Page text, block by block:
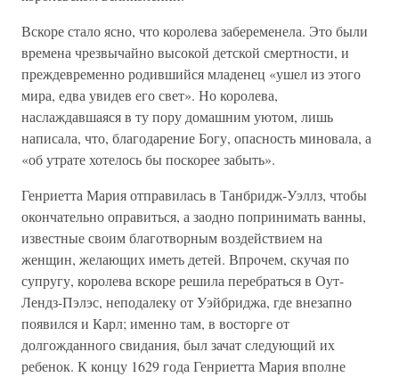
Вскоре стало ясно, что королева забеременела. Это были
времена чрезвычайно высокой детской смертности, и
преждевременно родившийся младенец «ушел из этого
мира, едва увидев его свет». Но королева,
наслаждавшаяся в ту пору домашним уютом, лишь
написала, что, благодарение Богу, опасность миновала, а
«об утрате хотелось бы поскорее забыть».
Генриетта Мария отправилась в Танбридж-Уэллз, чтобы
окончательно оправиться, а заодно попринимать ванны,
известные своим благотворным воздействием на
женщин, желающих иметь детей. Впрочем, скучая по
супругу, королева вскоре решила перебраться в Оут-
Лендз-Пэлэс, неподалеку от Уэйбриджа, где внезапно
появился и Карл; именно там, в восторге от
долгожданного свидания, был зачат следующий их
ребенок. К концу 1629 года Генриетта Мария вполне